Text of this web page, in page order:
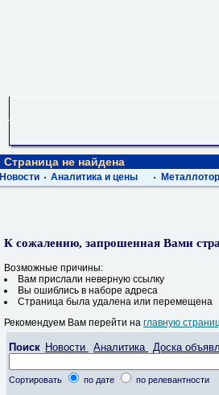
Страница не найдена
Новости Аналитика и цены
К сожалению, запрошенная Вами
Возможные причины:
Вам прислали неверную ссылку
Вы ошиблись в наборе адреса
Страница была удалена или перемещена
Рекомендуем Вам перейти на главную
Поиск Новости Аналитика Доска
Сортировать по дате по релевантности